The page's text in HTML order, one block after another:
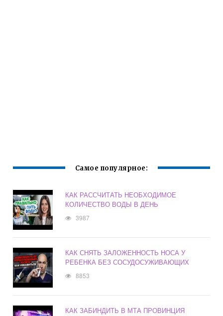
Самое популярное:
КАК РАССЧИТАТЬ НЕОБХОДИМОЕ
КОЛИЧЕСТВО ВОДЫ В ДЕНЬ
3987
КАК СНЯТЬ ЗАЛОЖЕННОСТЬ НОСА У
РЕБЕНКА БЕЗ СОСУДОСУЖИВАЮЩИХ
8853
КАК ЗАБИНДИТЬ В МТА ПРОВИНЦИЯ